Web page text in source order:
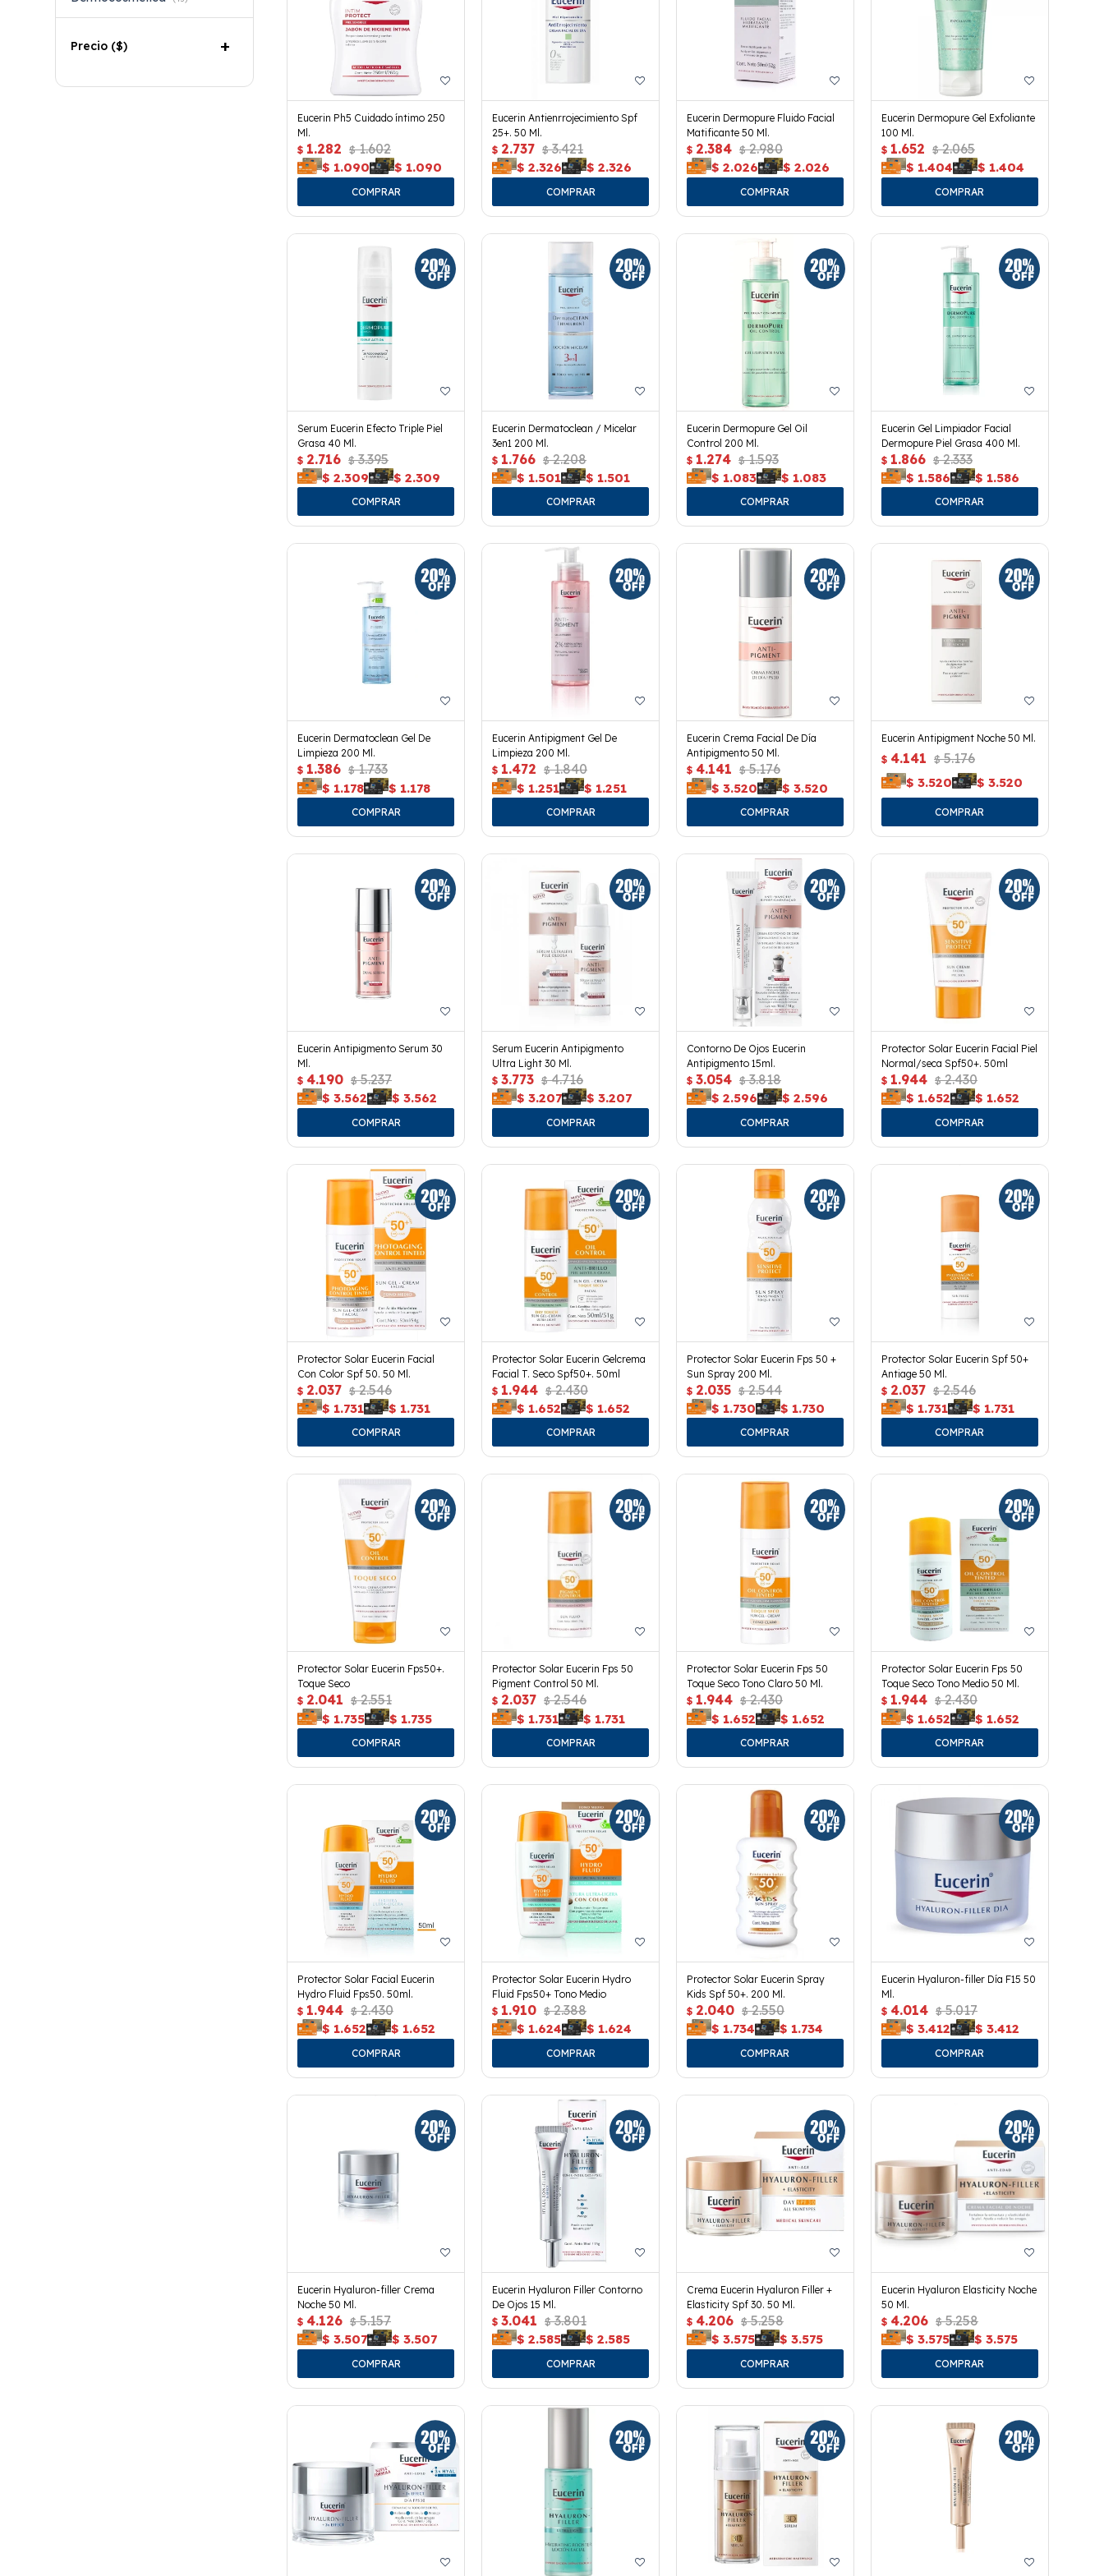
Eucerin Ph5 Cuidado íntimo 250
Ml.
$ 1.282 $ 1.602
$ 1.090 $ 1.090
Eucerin Antienrrojecimiento Spf
25+. 50 Ml.
$ 2.737 $ 3.421
$ 2.326 $ 2.326
Eucerin Dermopure Fluido Facial
Matificante 50 Ml.
$ 2.384 $ 2.980
$ 2.026 $ 2.026
Eucerin Dermopure Gel Exfoliante
100 Ml.
$ 1.652 $ 2.065
$ 1.404 $ 1.404
Serum Eucerin Efecto Triple Piel
Grasa 40 Ml.
$ 2.716 $ 3.395
$ 2.309 $ 2.309
Eucerin Dermatoclean / Micelar
3en1 200 Ml.
$ 1.766 $ 2.208
$ 1.501 $ 1.501
Eucerin Dermopure Gel Oil
Control 200 Ml.
$ 1.274 $ 1.593
$ 1.083 $ 1.083
Eucerin Gel Limpiador Facial
Dermopure Piel Grasa 400 Ml.
$ 1.866 $ 2.333
$ 1.586 $ 1.586
Eucerin Dermatoclean Gel De
Limpieza 200 Ml.
$ 1.386 $ 1.733
$ 1.178 $ 1.178
Eucerin Antipigment Gel De
Limpieza 200 Ml.
$ 1.472 $ 1.840
$ 1.251 $ 1.251
Eucerin Crema Facial De Día
Antipigmento 50 Ml.
$ 4.141 $ 5.176
$ 3.520 $ 3.520
Eucerin Antipigment Noche 50 Ml.
$ 4.141 $ 5.176
$ 3.520 $ 3.520
Eucerin Antipigmento Serum 30
Ml.
$ 4.190 $ 5.237
$ 3.562 $ 3.562
Serum Eucerin Antipigmento
Ultra Light 30 Ml.
$ 3.773 $ 4.716
$ 3.207 $ 3.207
Contorno De Ojos Eucerin
Antipigmento 15ml.
$ 3.054 $ 3.818
$ 2.596 $ 2.596
Protector Solar Eucerin Facial Piel
Normal/seca Spf50+. 50ml
$ 1.944 $ 2.430
$ 1.652 $ 1.652
Protector Solar Eucerin Facial
Con Color Spf 50. 50 Ml.
$ 2.037 $ 2.546
$ 1.731 $ 1.731
Protector Solar Eucerin Gelcrema
Facial T. Seco Spf50+. 50ml
$ 1.944 $ 2.430
$ 1.652 $ 1.652
Protector Solar Eucerin Fps 50 +
Sun Spray 200 Ml.
$ 2.035 $ 2.544
$ 1.730 $ 1.730
Protector Solar Eucerin Spf 50+
Antiage 50 Ml.
$ 2.037 $ 2.546
$ 1.731 $ 1.731
Protector Solar Eucerin Fps50+.
Toque Seco
$ 2.041 $ 2.551
$ 1.735 $ 1.735
Protector Solar Eucerin Fps 50
Pigment Control 50 Ml.
$ 2.037 $ 2.546
$ 1.731 $ 1.731
Protector Solar Eucerin Fps 50
Toque Seco Tono Claro 50 Ml.
$ 1.944 $ 2.430
$ 1.652 $ 1.652
Protector Solar Eucerin Fps 50
Toque Seco Tono Medio 50 Ml.
$ 1.944 $ 2.430
$ 1.652 $ 1.652
Protector Solar Facial Eucerin
Hydro Fluid Fps50. 50ml.
$ 1.944 $ 2.430
$ 1.652 $ 1.652
Protector Solar Eucerin Hydro
Fluid Fps50+ Tono Medio
$ 1.910 $ 2.388
$ 1.624 $ 1.624
Protector Solar Eucerin Spray
Kids Spf 50+. 200 Ml.
$ 2.040 $ 2.550
$ 1.734 $ 1.734
Eucerin Hyaluron-filler Día F15 50
Ml.
$ 4.014 $ 5.017
$ 3.412 $ 3.412
Eucerin Hyaluron-filler Crema
Noche 50 Ml.
$ 4.126 $ 5.157
$ 3.507 $ 3.507
Eucerin Hyaluron Filler Contorno
De Ojos 15 Ml.
$ 3.041 $ 3.801
$ 2.585 $ 2.585
Crema Eucerin Hyaluron Filler +
Elasticity Spf 30. 50 Ml.
$ 4.206 $ 5.258
$ 3.575 $ 3.575
Eucerin Hyaluron Elasticity Noche
50 Ml.
$ 4.206 $ 5.258
$ 3.575 $ 3.575
Precio ($)